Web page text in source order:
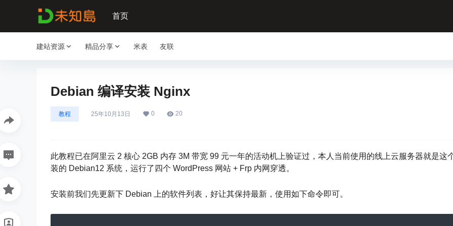
首页
建站资源 精品分享 米表 友联
Debian 编译安装 Nginx
教程 25年10月13日 0 20
此教程已在阿里云 2 核心 2GB 内存 3M 带宽 99 元一年的活动机上验证过，本人当前使用的线上云服务器就是这
装的 Debian12 系统，运行了四个 WordPress 网站 + Frp 内网穿透。
安装前我们先更新下 Debian 上的软件列表，好让其保持最新，使用如下命令即可。